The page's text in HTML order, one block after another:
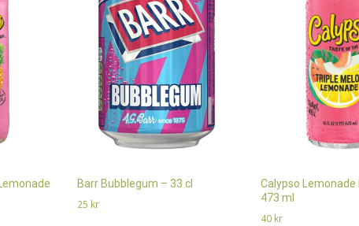
Barr Bubblegum – 33 cl
25 kr
Calypso Lemonade
473 ml
40 kr